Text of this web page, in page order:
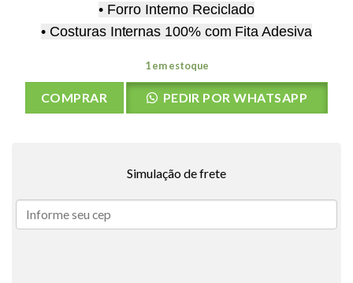
• Forro Interno Reciclado
• Costuras Internas 100% com Fita Adesiva
1 em estoque
COMPRAR PEDIR POR WHATSAPP
Simulação de frete